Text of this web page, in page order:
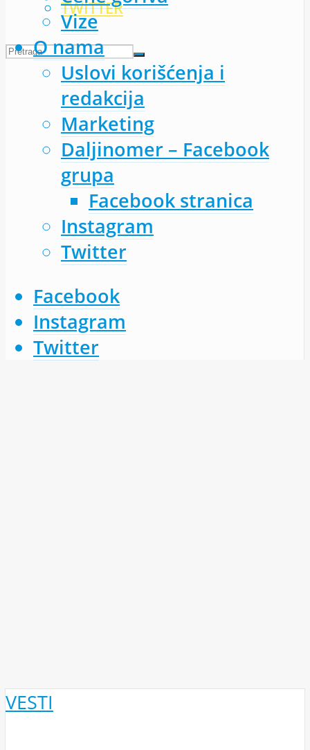
TWITTER
Vize
O nama
Uslovi korišćenja i
redakcija
Marketing
Daljinomer – Facebook
grupa
Facebook stranica
Instagram
Twitter
Facebook
Instagram
Twitter
VESTI